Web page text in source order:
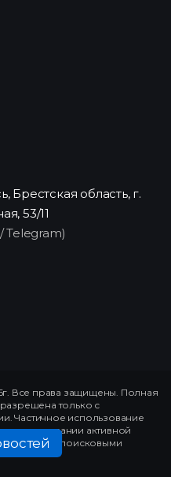
Брестская область, г.
53/11
Telegram)
Все права защищены. Полная
только с
Частичное использование
использовании активной
поисковыми